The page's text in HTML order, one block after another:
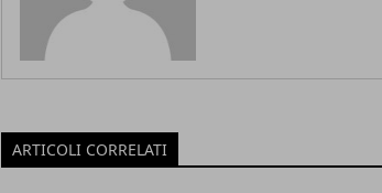
ARTICOLI CORRELATI